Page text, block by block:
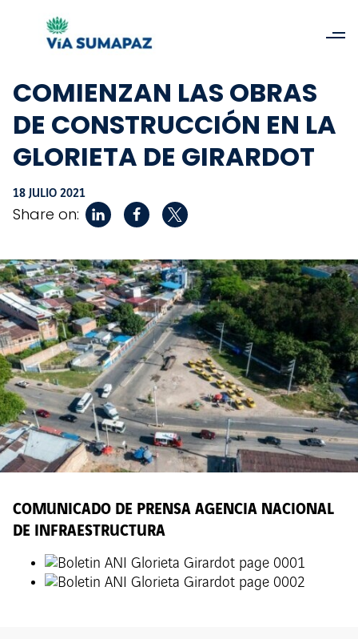
COMIENZAN LAS OBRAS
DE CONSTRUCCIÓN EN LA
GLORIETA DE GIRARDOT
18 JULIO 2021
Share on:
COMUNICADO DE PRENSA AGENCIA NACIONAL
DE INFRAESTRUCTURA